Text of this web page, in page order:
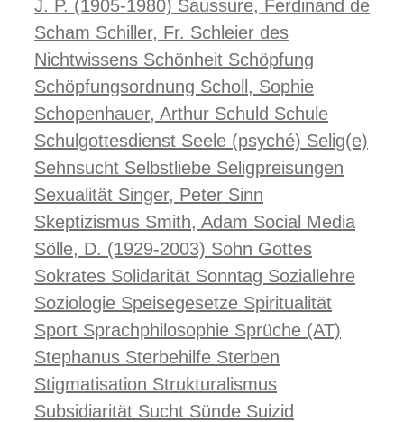
J. P. (1905-1980) Saussure, Ferdinand de
Scham Schiller, Fr. Schleier des
Nichtwissens Schönheit Schöpfung
Schöpfungsordnung Scholl, Sophie
Schopenhauer, Arthur Schuld Schule
Schulgottesdienst Seele (psyché) Selig(e)
Sehnsucht Selbstliebe Seligpreisungen
Sexualität Singer, Peter Sinn
Skeptizismus Smith, Adam Social Media
Sölle, D. (1929-2003) Sohn Gottes
Sokrates Solidarität Sonntag Soziallehre
Soziologie Speisegesetze Spiritualität
Sport Sprachphilosophie Sprüche (AT)
Stephanus Sterbehilfe Sterben
Stigmatisation Strukturalismus
Subsidiarität Sucht Sünde Suizid